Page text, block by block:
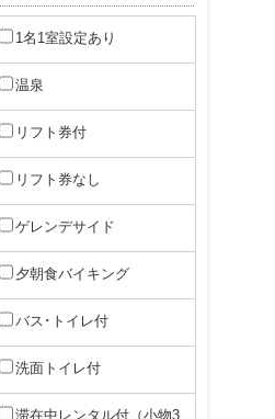
1名1室設定あり
温泉
リフト券付
リフト券なし
ゲレンデサイド
夕朝食バイキング
バス･トイレ付
洗面トイレ付
滞在中レンタル付（小物3